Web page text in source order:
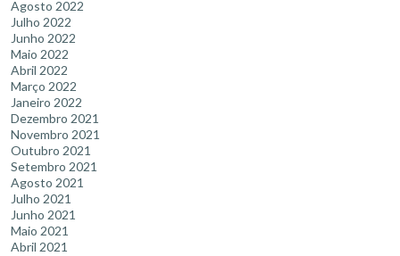
Agosto 2022
Julho 2022
Junho 2022
Maio 2022
Abril 2022
Março 2022
Janeiro 2022
Dezembro 2021
Novembro 2021
Outubro 2021
Setembro 2021
Agosto 2021
Julho 2021
Junho 2021
Maio 2021
Abril 2021